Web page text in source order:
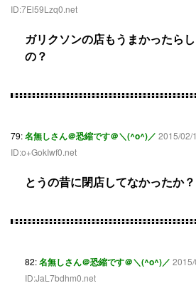
ID:7El59Lzq0.net
ガリクソンの店もうまかったら
の？
79:名無しさん＠恐縮です＠＼(^o^)／ 2015/02/
ID:o+GokIwf0.net
とうの昔に閉店してなかったか？
82:名無しさん＠恐縮です＠＼(^o^)／
ID:JaL7bdhm0.net